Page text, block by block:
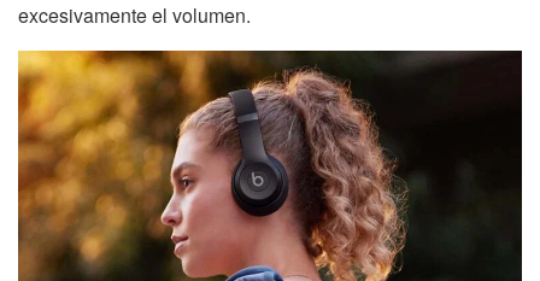
excesivamente el volumen.